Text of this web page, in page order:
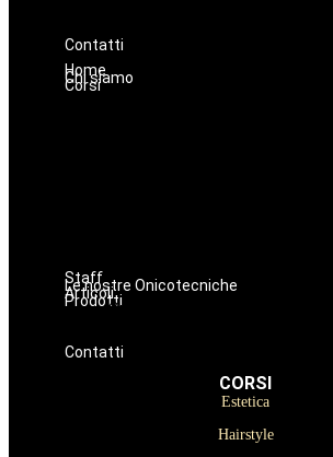
Prodotti per ricostruzione unghie
Contatti
Home
Chi siamo
Corsi
Staff
Le nostre Onicotecniche
Articoli
ProdottiOniconails
Prodotti per ricostruzione unghie
Contatti
CORSI
Estetica
Hairstyle